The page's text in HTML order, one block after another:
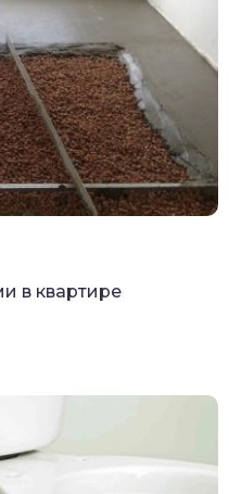
в квартире